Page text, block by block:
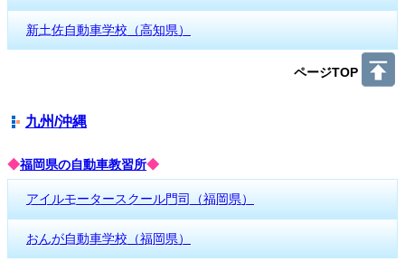
新土佐自動車学校（高知県）
ページTOP
九州/沖縄
◆福岡県の自動車教習所◆
アイルモータースクール門司（福岡県）
おんが自動車学校（福岡県）